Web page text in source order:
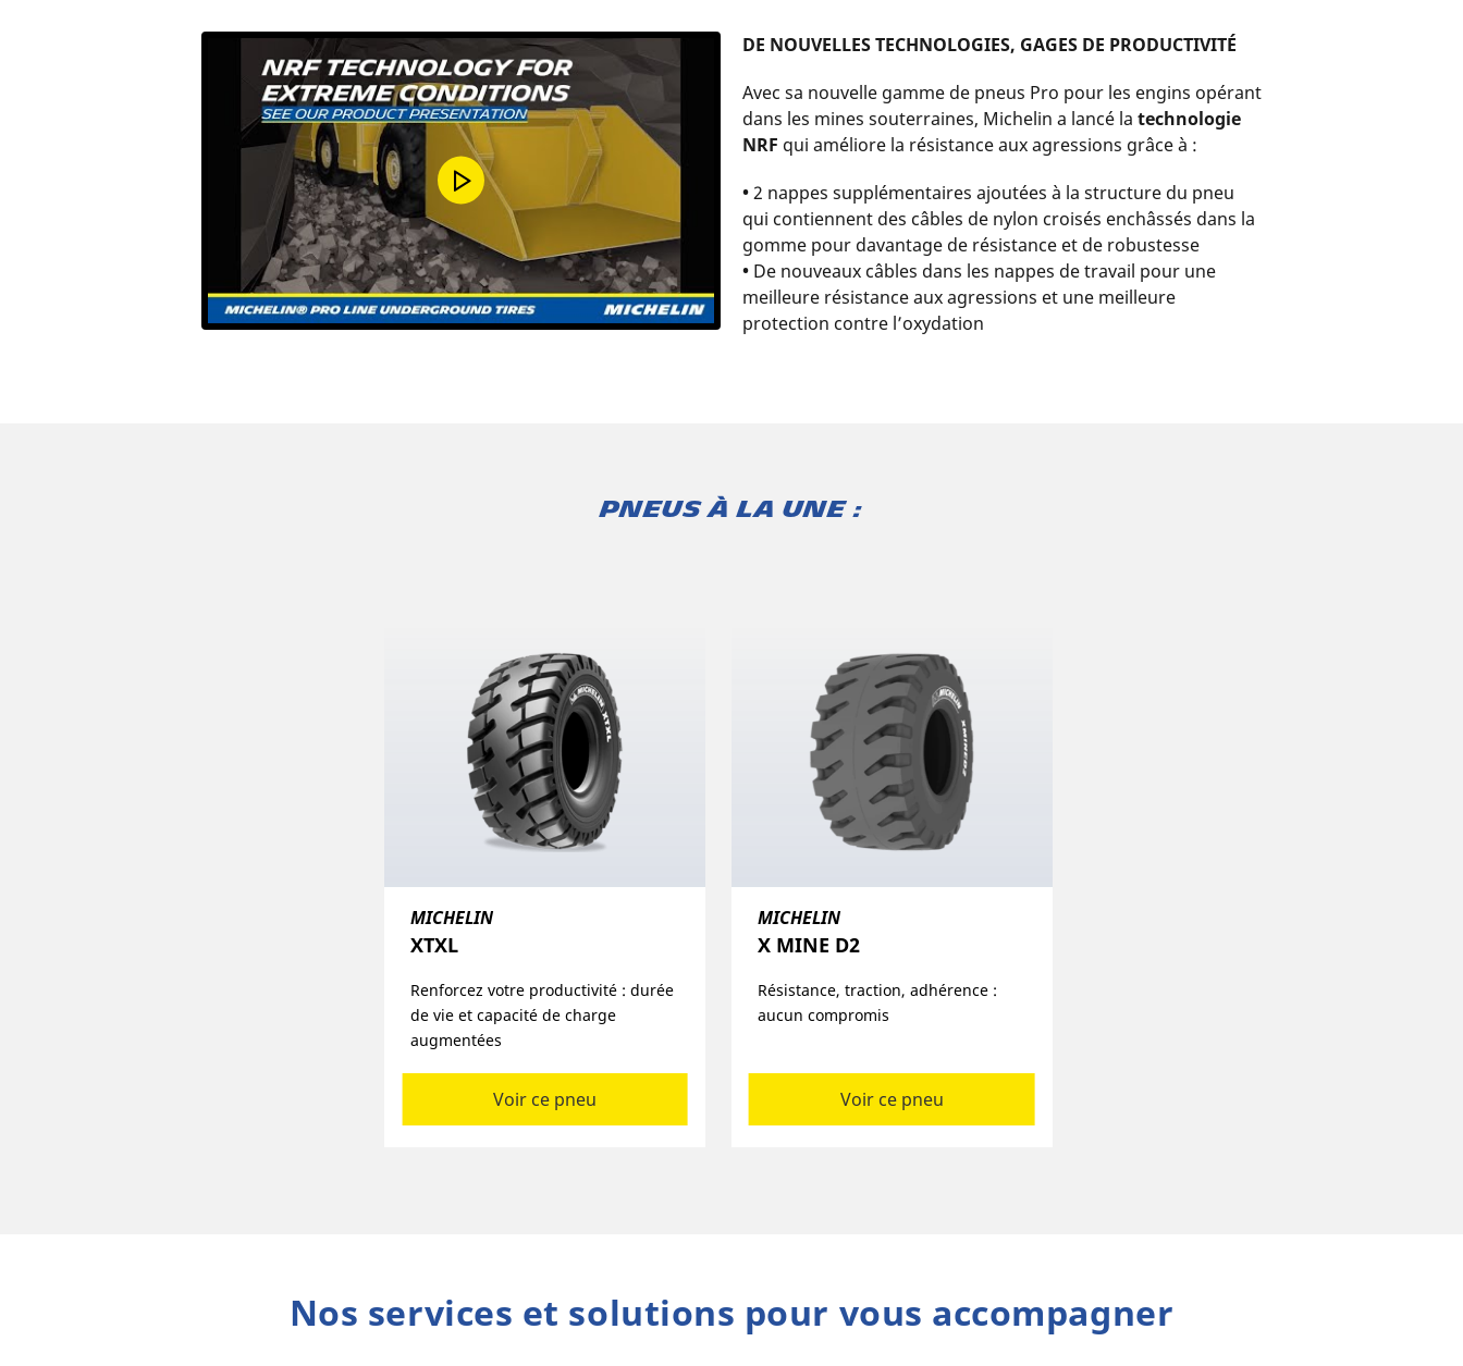
DE NOUVELLES TECHNOLOGIES, GAGES DE PRODUCTIVITÉ
Avec sa nouvelle gamme de pneus Pro pour les engins opérant
dans les mines souterraines, Michelin a lancé la technologie
NRF qui améliore la résistance aux agressions grâce à :
•2 nappes supplémentaires ajoutées à la structure du pneu
qui contiennent des câbles de nylon croisés enchâssés dans la
gomme pour davantage de résistance et de robustesse
•De nouveaux câbles dans les nappes de travail pour une
meilleure résistance aux agressions et une meilleure
protection contre l’oxydation
Pneus à la une :
MICHELIN
XTXL
Renforcez votre productivité : durée
de vie et capacité de charge
augmentées
Voir ce pneu
MICHELIN
X MINE D2
Résistance, traction, adhérence :
aucun compromis
Voir ce pneu
Nos services et solutions pour vous accompagner